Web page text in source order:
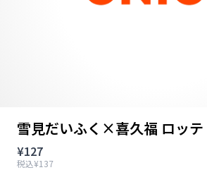
雪見だいふく×喜久福 ロッテ
¥127
税込¥137